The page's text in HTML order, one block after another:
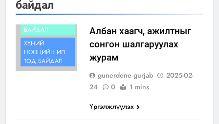
байдал
БАЙДАЛ
ХҮНИЙ
НӨӨЦИЙН ИЛ
ТОД БАЙДАЛ
Албан хаагч, ажилтныг
сонгон шалгаруулах
журам
gunerdene gurjab
2025-02-
24
0
1 mins
Үргэлжлүүлэх